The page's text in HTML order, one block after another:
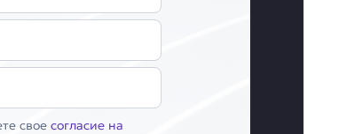
своесогласие на